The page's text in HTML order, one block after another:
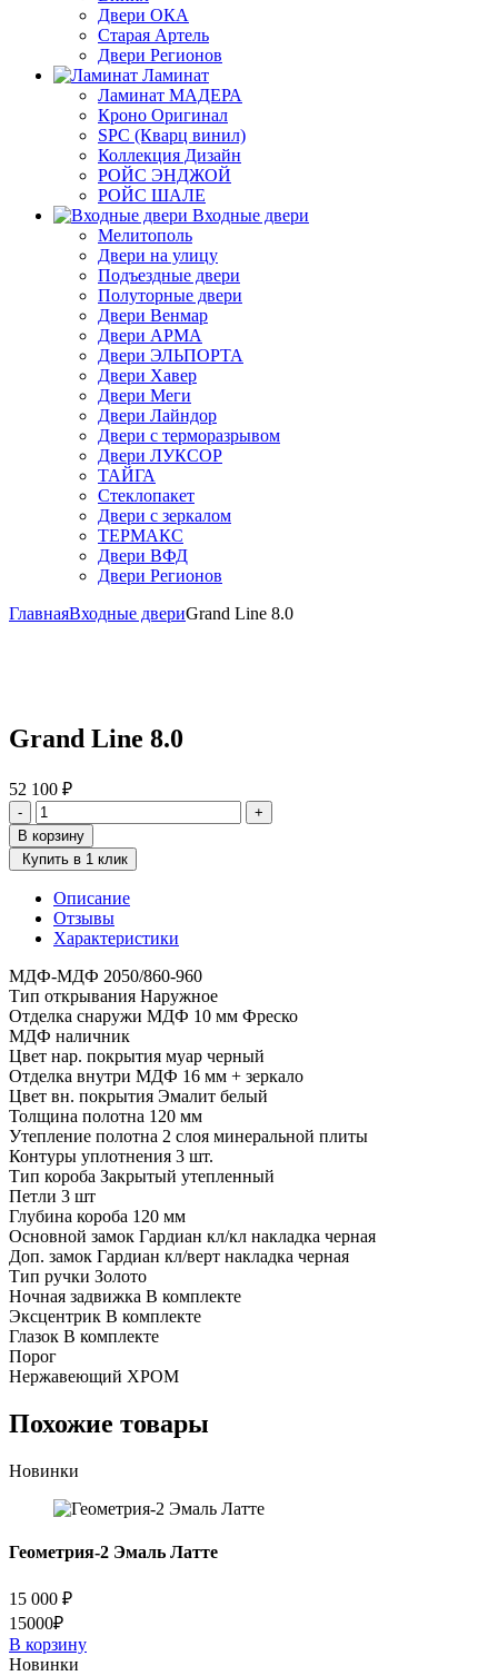
Двери ОКА
Старая Артель
Двери Регионов
Ламинат
Ламинат МАДЕРА
Кроно Оригинал
SPC (Кварц винил)
Коллекция Дизайн
РОЙС ЭНДЖОЙ
РОЙС ШАЛЕ
Входные двери
Мелитополь
Двери на улицу
Подъездные двери
Полуторные двери
Двери Венмар
Двери АРМА
Двери ЭЛЬПОРТА
Двери Хавер
Двери Меги
Двери Лайндор
Двери с терморазрывом
Двери ЛУКСОР
ТАЙГА
Стеклопакет
Двери с зеркалом
ТЕРМАКС
Двери ВФД
Двери Регионов
ГлавнаяВходные двериGrand Line 8.0
Grand Line 8.0
52 100 ₽
Количество
товара
Grand
Line
-
+
В корзину
Купить в 1 клик
Описание
Отзывы
Характеристики
МДФ-МДФ 2050/860-960
Тип открывания Наружное
Отделка снаружи МДФ 10 мм Фреско
МДФ наличник
Цвет нар. покрытия муар черный
Отделка внутри МДФ 16 мм + зеркало
Цвет вн. покрытия Эмалит белый
Толщина полотна 120 мм
Утепление полотна 2 слоя минеральной плиты
Контуры уплотнения 3 шт.
Тип короба Закрытый утепленный
Петли 3 шт
Глубина короба 120 мм
Основной замок Гардиан кл/кл накладка черная
Доп. замок Гардиан кл/верт накладка черная
Тип ручки Золото
Ночная задвижка В комплекте
Эксцентрик В комплекте
Глазок В комплекте
Порог
Нержавеющий ХРОМ
Похожие товары
Новинки
Геометрия-2 Эмаль Латте
15 000 ₽
15000₽
В корзину
Новинки